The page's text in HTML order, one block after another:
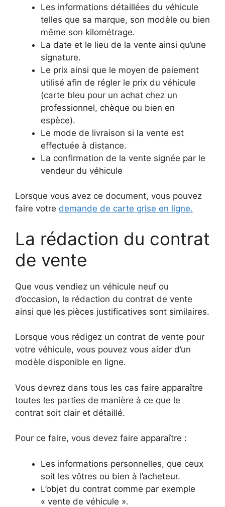
Les informations détaillées du véhicule
telles que sa marque, son modèle ou bien
même son kilométrage.
La date et le lieu de la vente ainsi qu’une
signature.
Le prix ainsi que le moyen de paiement
utilisé afin de régler le prix du véhicule
(carte bleu pour un achat chez un
professionnel, chèque ou bien en
espèce).
Le mode de livraison si la vente est
effectuée à distance.
La confirmation de la vente signée par le
vendeur du véhicule
Lorsque vous avez ce document, vous pouvez
faire votre demande de carte grise en ligne.
La rédaction du contrat
de vente
Que vous vendiez un véhicule neuf ou
d’occasion, la rédaction du contrat de vente
ainsi que les pièces justificatives sont similaires.
Lorsque vous rédigez un contrat de vente pour
votre véhicule, vous pouvez vous aider d’un
modèle disponible en ligne.
Vous devrez dans tous les cas faire apparaître
toutes les parties de manière à ce que le
contrat soit clair et détaillé.
Pour ce faire, vous devez faire apparaître :
Les informations personnelles, que ceux
soit les vôtres ou bien à l’acheteur.
L’objet du contrat comme par exemple
« vente de véhicule ».